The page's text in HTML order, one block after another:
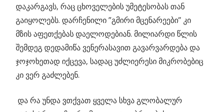
დაკარგავს, რაც ცხოველების უმეტესობას თან
გაიყოლებს. დარჩენილი ”გმირი მცენარეები” კი
მზის აფეთქებას დაელოდებიან. მილიარდი წლის
შემდეგ დედამიწა ვენერასავით გავარვარდება და
ჯოჯოხეთად იქცევა, სადაც უძლიერესი მიკრობებიც
კი ვერ გაძლებენ.
და რა უნდა ვთქვათ ყველა სხვა გლობალურ